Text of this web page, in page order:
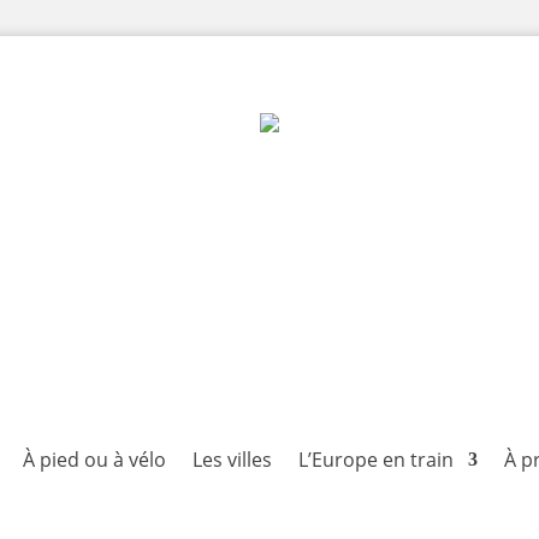
À pied ou à vélo Les villes L’Europe en train À